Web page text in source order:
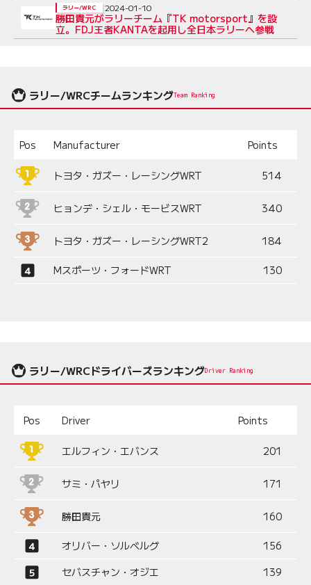
勝田貴元がラリーチーム『TK motorsport』を設
立。FDJ王者KANTAを起用し全日本ラリーへ参戦
ラリー/WRC 2024-01-10
ラリー/WRCチームランキングTeam Ranking
Pos Manufacturer Points
トヨタ・ガズー・レーシングWRT 514
ヒョンデ・シェル・モービスWRT 340
トヨタ・ガズー・レーシングWRT2 184
Mスポーツ・フォードWRT 130
ラリー/WRCドライバーズランキングDriver Ranking
Pos Driver Points
エルフィン・エバンス 201
サミ・パヤリ 171
勝田貴元 160
オリバー・ソルベルグ
156
セバスチャン・オジエ
139